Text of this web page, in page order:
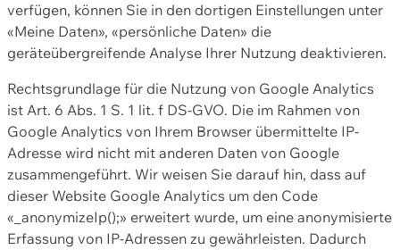
verfügen, können Sie in den dortigen Einstellungen unter
«Meine Daten», «persönliche Daten» die
geräteübergreifende Analyse Ihrer Nutzung deaktivieren.
Rechtsgrundlage für die Nutzung von Google Analytics
ist Art. 6 Abs. 1 S. 1 lit. f DS-GVO. Die im Rahmen von
Google Analytics von Ihrem Browser übermittelte IP-
Adresse wird nicht mit anderen Daten von Google
zusammengeführt. Wir weisen Sie darauf hin, dass auf
dieser Website Google Analytics um den Code
«_anonymizeIp();» erweitert wurde, um eine anonymisierte
Erfassung von IP-Adressen zu gewährleisten. Dadurch